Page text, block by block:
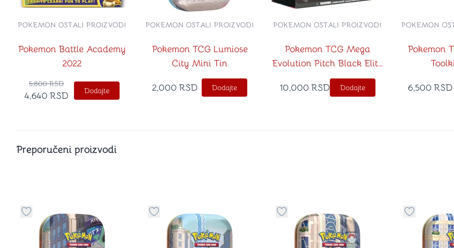
Pokemon Battle Academy
2022
POKEMON OSTALI PROIZVODI
5,800 RSD
4,640 RSD Dodajte
Pokemon TCG Lumiose
City Mini Tin
POKEMON OSTALI PROIZVODI
2,000 RSD Dodajte
Pokemon TCG Mega
Evolution Pitch Black Elite
Trainer Box
POKEMON OSTALI PROIZVODI
10,000 RSD Dodajte
Pokemon
POKEMON
6,500 RSD
Preporučeni proizvodi
Dugme za dodavanje stvari u kategoriju omiljenoDugme za dodavanje stvari u kategoriju omiljenoDugme za dodavanje stvari u kategorijuDugme za